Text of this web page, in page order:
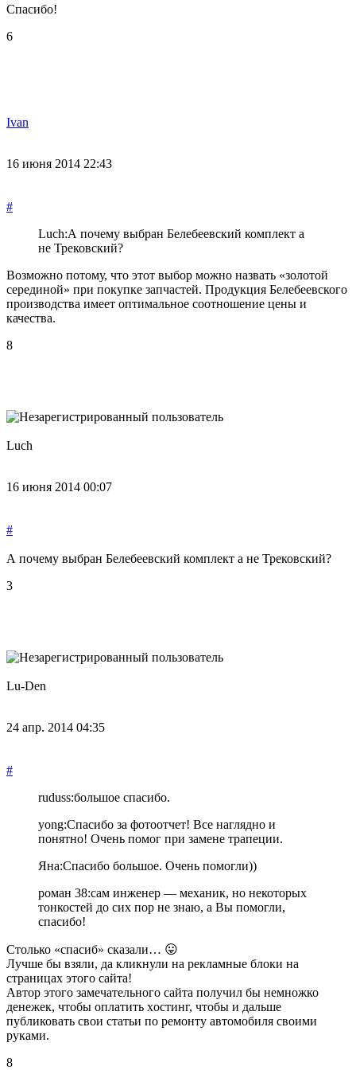
Спасибо!
6
Ivan
16 июня 2014 22:43
#
Luch:А почему выбран Белебеевский комплект а
не Трековский?
Возможно потому, что этот выбор можно назвать «золотой
серединой» при покупке запчастей. Продукция Белебеевского
производства имеет оптимальное соотношение цены и
качества.
8
Luch
16 июня 2014 00:07
#
А почему выбран Белебеевский комплект а не Трековский?
3
Lu-Den
24 апр. 2014 04:35
#
ruduss:большое спасибо.
yong:Спасибо за фотоотчет! Все наглядно и
понятно! Очень помог при замене трапеции.
Яна:Спасибо большое. Очень помогли))
роман 38:сам инженер — механик, но некоторых
тонкостей до сих пор не знаю, а Вы помогли,
спасибо!
Столько «спасиб» сказали… 😛
Лучше бы взяли, да кликнули на рeклaмные блoки на
страницах этого сайта!
Автор этого замечательного сайта получил бы немножко
дeнeжeк, чтобы oплaтить хocтинг, чтобы и дальше
публиковать свои статьи по ремонту автомобиля своими
руками.
8